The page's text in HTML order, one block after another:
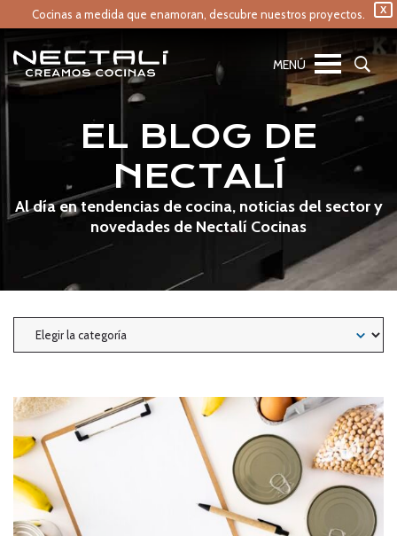
X
Cocinas a medida que enamoran, descubre nuestros proyectos.
EL BLOG DE
NECTALÍ
Al día en tendencias de cocina, noticias del sector y
novedades de Nectalí Cocinas